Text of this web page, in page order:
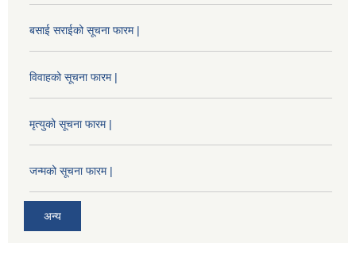
बसाई सराईको सूचना फारम |
विवाहको सूचना फारम |
मृत्युको सूचना फारम |
जन्मको सूचना फारम |
अन्य